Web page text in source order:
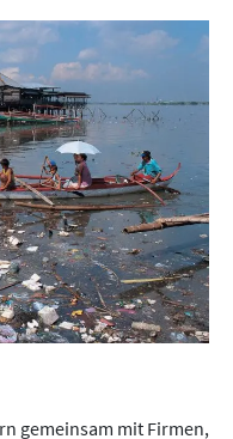
gemeinsam mit Firmen,